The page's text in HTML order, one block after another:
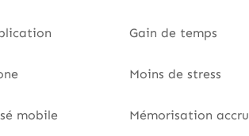
Gain de temps
Moins de stress
mobile Mémorisation